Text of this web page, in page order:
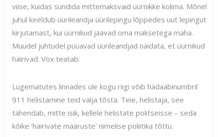
viise, kuidas sundida mittemaksvaid üürnikke kolima. Mõnel
juhul keeldub üürileandja üürilepingu lõppedes uut lepingut
kirjutamast, kui üürnikud jäävad oma maksetega maha.
Muudel juhtudel püüavad üürileandjad näidata, et üürnikud
häirivad. Vox teatab:
Lugematutes linnades üle kogu riigi võib hädaabinumbril
911 helistamine teid välja tõsta. Teie, helistaja, see
tähendab, mitte isik, kellele helistate politseisse – seda
kõike 'häirivate määruste' nimelise poliitika tõttu.